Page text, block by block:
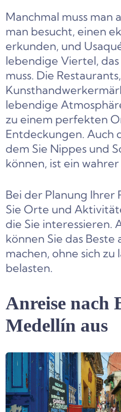
Manchmal muss man
man besucht, einen
erkunden, und
lebendige Viertel,
muss. Die
lebendige
zu einem perfekten
Entdeckungen. Auch
dem Sie Nippes und
können, ist ein wahrer
Bei der Planung Ihrer
Sie Orte und
die Sie interessieren.
können Sie das Beste
machen, ohne sich
belasten.
Anreise nach
Medellín aus